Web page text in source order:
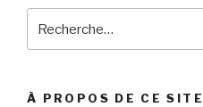
À PROPOS DE CE SITE